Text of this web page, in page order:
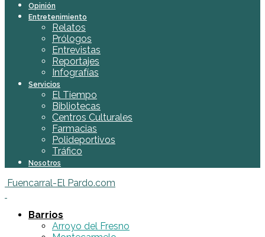
Opinión
Entretenimiento
Relatos
Prólogos
Entrevistas
Reportajes
Infografías
Servicios
El Tiempo
Bibliotecas
Centros Culturales
Farmacias
Polideportivos
Tráfico
Nosotros
Fuencarral-El Pardo.com
Barrios
Arroyo del Fresno